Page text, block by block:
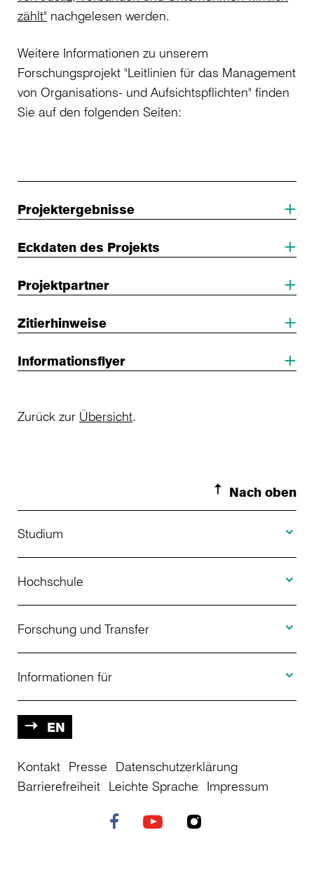
zählt" nachgelesen werden.
Weitere Informationen zu unserem
Forschungsprojekt "Leitlinien für das Management
von Organisations- und Aufsichtspflichten" finden
Sie auf den folgenden Seiten:
Projektergebnisse
Eckdaten des Projekts
Projektpartner
Zitierhinweise
Informationsflyer
Zurück zur Übersicht.
Nach oben
Studium
Studienangebot
Bewerbung
Studienberatung
Weiterbildung
Studienkolleg
Hochschule
Über uns
Aktuelles
Veranstaltungen
Einrichtungen
Stellenangebote
Forschung und Transfer
Projekte
Informationen für
Studieninteressierte
Studierende
EN
Kontakt Presse
Datenschutzerklärung
Barrierefreiheit Leichte Sprache Impressum